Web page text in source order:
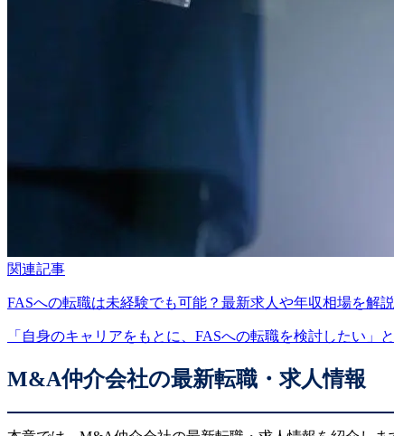
関連記事
FASへの転職は未経験でも可能？最新求人や年収相場を解説
「自身のキャリアをもとに、FASへの転職を検討したい」
M&A仲介会社の最新転職・求人情報